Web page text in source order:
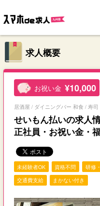
求人概要
お祝い金 ¥10,000
居酒屋 / ダイニングバー 和食 / 寿司
せいもん払いの求人
正社員・お祝い金・
未経験者OK 資格不問 研修
交通費支給
まかない付き